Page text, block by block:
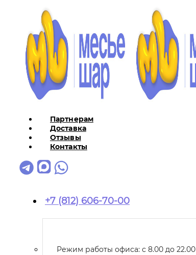
Партнерам
Доставка
Отзывы
Контакты
+7 (812) 606-70-00
Режим работы офиса: с 8.00 до 22.00